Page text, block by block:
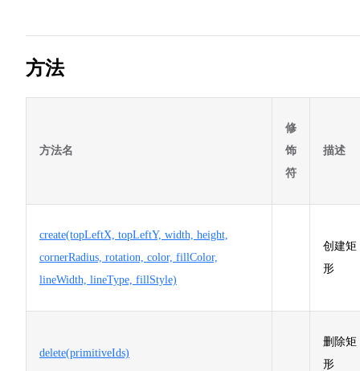
方法
方法名
修
饰
符
描述
create(topLeftX, topLeftY, width, height,
cornerRadius, rotation, color, fillColor,
lineWidth, lineType, fillStyle)
创建矩
形
delete(primitiveIds)
删除矩
形